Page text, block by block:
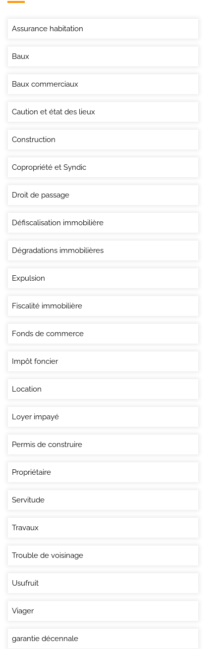
Assurance habitation
Baux
Baux commerciaux
Caution et état des lieux
Construction
Copropriété et Syndic
Droit de passage
Défiscalisation immobilière
Dégradations immobilières
Expulsion
Fiscalité immobilière
Fonds de commerce
Impôt foncier
Location
Loyer impayé
Permis de construire
Propriétaire
Servitude
Travaux
Trouble de voisinage
Usufruit
Viager
garantie décennale